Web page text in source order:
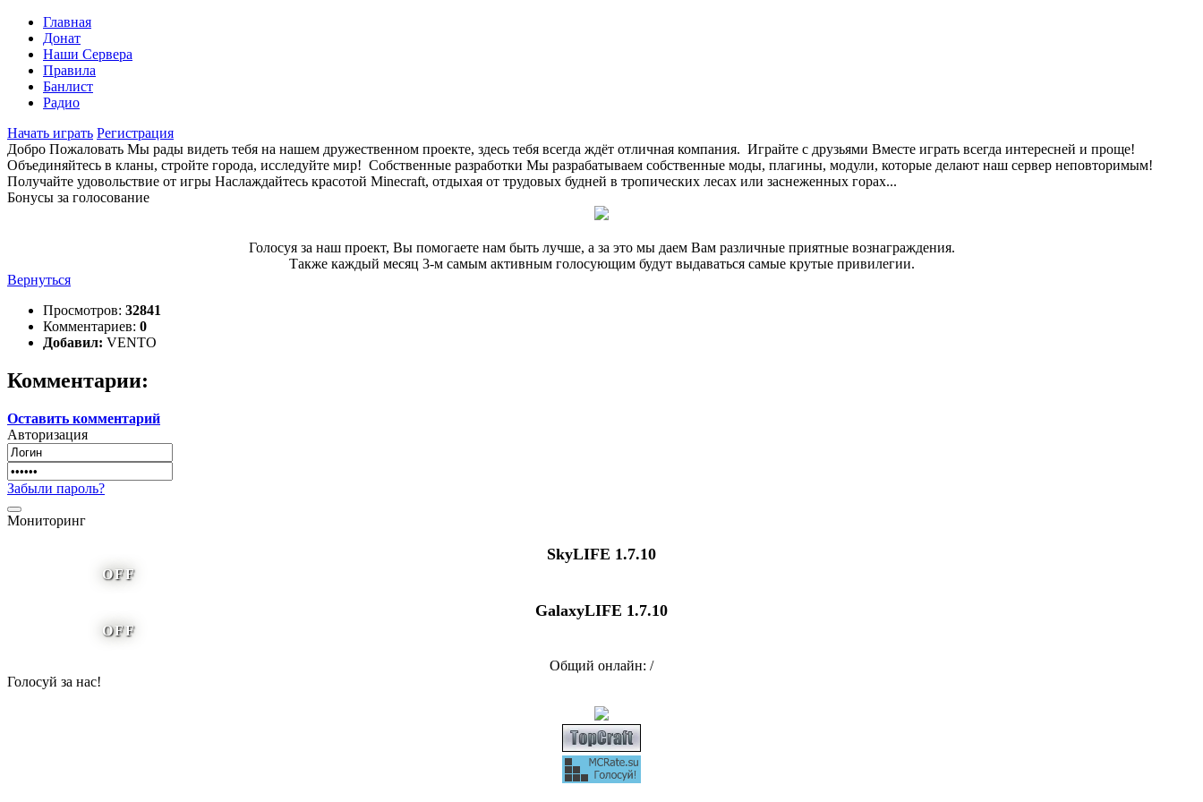
Главная
Донат
Наши Сервера
Правила
Банлист
Радио
Начать играть Регистрация
Добро Пожаловать Мы рады видеть тебя на нашем дружественном проекте, здесь тебя всегда ждёт отличная компания. Играйте с друзьями Вместе играть всегда интересней и проще!
Объединяйтесь в кланы, стройте города, исследуйте мир! Собственные разработки Мы разрабатываем собственные моды, плагины, модули, которые делают наш сервер неповторимым!
Получайте удовольствие от игры Наслаждайтесь красотой Minecraft, отдыхая от трудовых будней в тропических лесах или заснеженных горах...
Бонусы за голосование
Голосуя за наш проект, Вы помогаете нам быть лучше, а за это мы даем Вам различные приятные вознаграждения.
Также каждый месяц 3-м самым активным голосующим будут выдаваться самые крутые привилегии.
Вернуться
Просмотров: 32841
Комментариев: 0
Добавил: VENTO
Комментарии:
Оставить комментарий
Авторизация
Забыли пароль?
Мониторинг
SkyLIFE 1.7.10
OFF
GalaxyLIFE 1.7.10
OFF
Общий онлайн: /
Голосуй за нас!